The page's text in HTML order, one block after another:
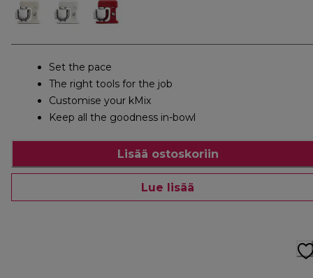
Set the pace
The right tools for the job
Customise your kMix
Keep all the goodness in-bowl
Lisää ostoskoriin
Lue lisää